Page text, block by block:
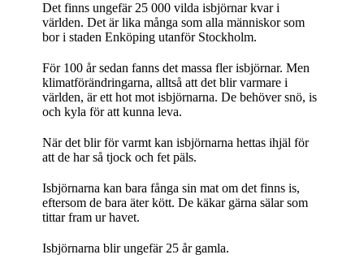
Det finns ungefär 25 000 vilda isbjörnar kvar i
världen. Det är lika många som alla människor som
bor i staden Enköping utanför Stockholm.
För 100 år sedan fanns det massa fler isbjörnar. Men
klimatförändringarna, alltså att det blir varmare i
världen, är ett hot mot isbjörnarna. De behöver snö, is
och kyla för att kunna leva.
När det blir för varmt kan isbjörnarna hettas ihjäl för
att de har så tjock och fet päls.
Isbjörnarna kan bara fånga sin mat om det finns is,
eftersom de bara äter kött. De käkar gärna sälar som
tittar fram ur havet.
Isbjörnarna blir ungefär 25 år gamla.